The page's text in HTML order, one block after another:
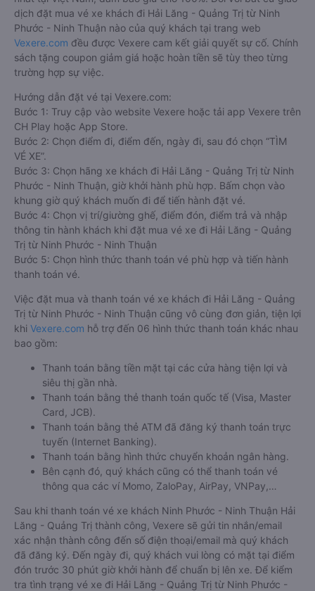
dịch đặt mua vé xe khách đi Hải Lăng - Quảng Trị từ Ninh
Phước - Ninh Thuận nào của quý khách tại trang web
Vexere.com đều được Vexere cam kết giải quyết sự cố. Chính
sách tặng coupon giảm giá hoặc hoàn tiền sẽ tùy theo từng
trường hợp sự việc.
Hướng dẫn đặt vé tại Vexere.com:
Bước 1: Truy cập vào website Vexere hoặc tải app Vexere trên
CH Play hoặc App Store.
Bước 2: Chọn điểm đi, điểm đến, ngày đi, sau đó chọn “TÌM
VÉ XE”.
Bước 3: Chọn hãng xe khách đi Hải Lăng - Quảng Trị từ Ninh
Phước - Ninh Thuận, giờ khởi hành phù hợp. Bấm chọn vào
khung giờ quý khách muốn đi để tiến hành đặt vé.
Bước 4: Chọn vị trí/giường ghế, điểm đón, điểm trả và nhập
thông tin hành khách khi đặt mua vé xe đi Hải Lăng - Quảng
Trị từ Ninh Phước - Ninh Thuận
Bước 5: Chọn hình thức thanh toán vé phù hợp và tiến hành
thanh toán vé.
Việc đặt mua và thanh toán vé xe khách đi Hải Lăng - Quảng
Trị từ Ninh Phước - Ninh Thuận cũng vô cùng đơn giản, tiện lợi
khi Vexere.com hỗ trợ đến 06 hình thức thanh toán khác nhau
bao gồm:
Thanh toán bằng tiền mặt tại các cửa hàng tiện lợi và
siêu thị gần nhà.
Thanh toán bằng thẻ thanh toán quốc tế (Visa, Master
Card, JCB).
Thanh toán bằng thẻ ATM đã đăng ký thanh toán trực
tuyến (Internet Banking).
Thanh toán bằng hình thức chuyển khoản ngân hàng.
Bên cạnh đó, quý khách cũng có thể thanh toán vé
thông qua các ví Momo, ZaloPay, AirPay, VNPay,…
Sau khi thanh toán vé xe khách Ninh Phước - Ninh Thuận Hải
Lăng - Quảng Trị thành công, Vexere sẽ gửi tin nhắn/email
xác nhận thành công đến số điện thoại/email mà quý khách
đã đăng ký. Đến ngày đi, quý khách vui lòng có mặt tại điểm
đón trước 30 phút giờ khởi hành để chuẩn bị lên xe. Để kiểm
tra tình trạng vé xe đi Hải Lăng - Quảng Trị từ Ninh Phước -